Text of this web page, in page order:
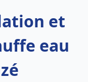
et
eau